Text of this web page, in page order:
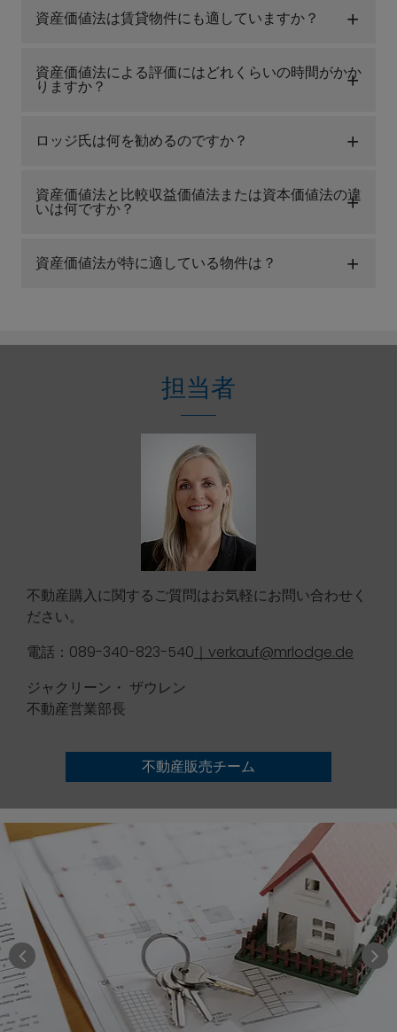
資産価値法は賃貸物件にも適していますか？
資産価値法による評価にはどれくらいの時間がかか
りますか？
ロッジ氏は何を勧めるのですか？
資産価値法と比較収益価値法または資本価値法の違
いは何ですか？
資産価値法が特に適している物件は？
担当者
不動産購入に関するご質問はお気軽にお問い合わせく
ださい。
電話：089-340-823-540 ｜verkauf@mrlodge.de
ジャクリーン・ ザウレン
不動産営業部長
不動産販売チーム